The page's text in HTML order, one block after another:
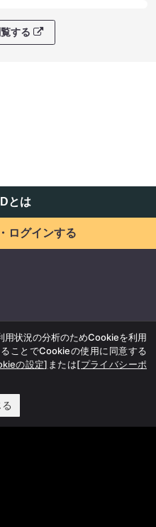
する
とは
ログインする
用状況の分析のためCookieを利用
ことでCookieの使用に同意する
の設定] または[プライバシーポ